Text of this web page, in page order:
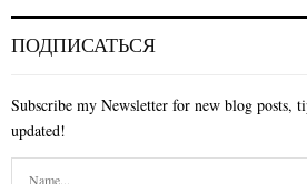
ПОДПИСАТЬСЯ
Subscribe my Newsletter for new blog posts,
updated!